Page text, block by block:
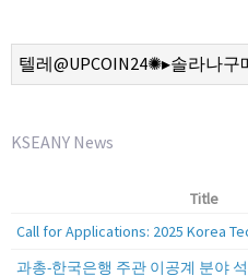
KSEANY News
Title